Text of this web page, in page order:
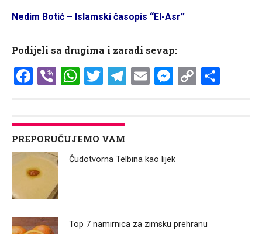
Nedim Botić – Islamski časopis “El-Asr”
Podijeli sa drugima i zaradi sevap:
Facebook
ViberWhatsApp
Twitter
Telegram
Email Copy
PREPORUČUJEMO VAM
Čudotvorna Telbina kao lijek
Top 7 namirnica za zimsku prehranu